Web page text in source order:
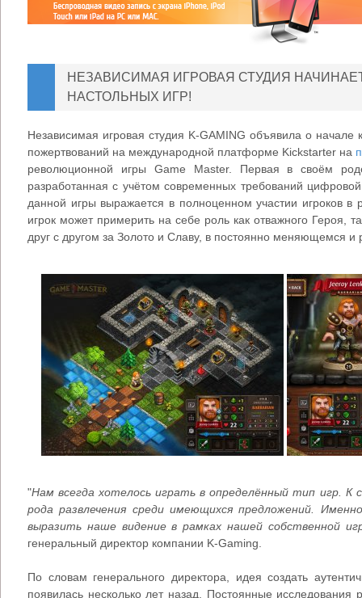
НЕЗАВИСИМАЯ ИГРОВАЯ СТУДИЯ
НАСТОЛЬНЫХ ИГР!
Независимая игровая студия K-GAMING объявила о
пожертвований на международной платформе Kickstarter на
революционной игры Game Master. Первая в своём
разработанная с учётом современных требований
данной игры выражается в полноценном участии игроков в
игрок может примерить на себе роль как отважного Героя,
друг с другом за Золото и Славу, в постоянно меняющемся
"Нам всегда хотелось играть в определённый тип игр.
рода развлечения среди имеющихся предложений.
выразить наше видение в рамках нашей собственной
генеральный директор компании K-Gaming.
По словам генерального директора, идея создать
появилась несколько лет назад. Постоянные исследования